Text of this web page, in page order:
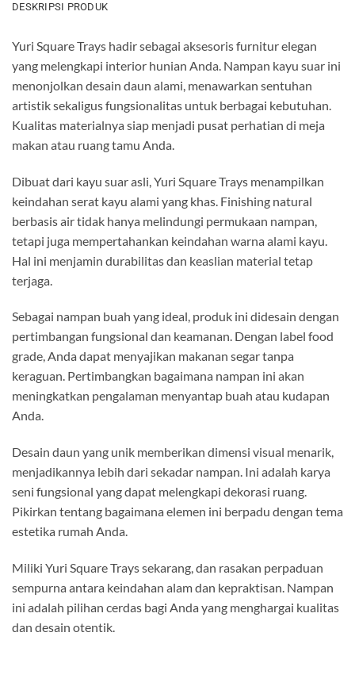
DESKRIPSI PRODUK
Yuri Square Trays hadir sebagai aksesoris furnitur elegan
yang melengkapi interior hunian Anda. Nampan kayu suar ini
menonjolkan desain daun alami, menawarkan sentuhan
artistik sekaligus fungsionalitas untuk berbagai kebutuhan.
Kualitas materialnya siap menjadi pusat perhatian di meja
makan atau ruang tamu Anda.
Dibuat dari kayu suar asli, Yuri Square Trays menampilkan
keindahan serat kayu alami yang khas. Finishing natural
berbasis air tidak hanya melindungi permukaan nampan,
tetapi juga mempertahankan keindahan warna alami kayu.
Hal ini menjamin durabilitas dan keaslian material tetap
terjaga.
Sebagai nampan buah yang ideal, produk ini didesain dengan
pertimbangan fungsional dan keamanan. Dengan label food
grade, Anda dapat menyajikan makanan segar tanpa
keraguan. Pertimbangkan bagaimana nampan ini akan
meningkatkan pengalaman menyantap buah atau kudapan
Anda.
Desain daun yang unik memberikan dimensi visual menarik,
menjadikannya lebih dari sekadar nampan. Ini adalah karya
seni fungsional yang dapat melengkapi dekorasi ruang.
Pikirkan tentang bagaimana elemen ini berpadu dengan tema
estetika rumah Anda.
Miliki Yuri Square Trays sekarang, dan rasakan perpaduan
sempurna antara keindahan alam dan kepraktisan. Nampan
ini adalah pilihan cerdas bagi Anda yang menghargai kualitas
dan desain otentik.